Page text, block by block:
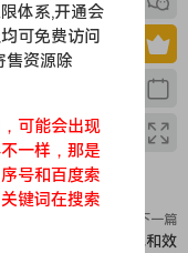
下一篇
的混音和母带处理饱和效
体系,开通会
可免费访问
售资源除
可能会出现
一样，那是
号和百度索
键词在搜索